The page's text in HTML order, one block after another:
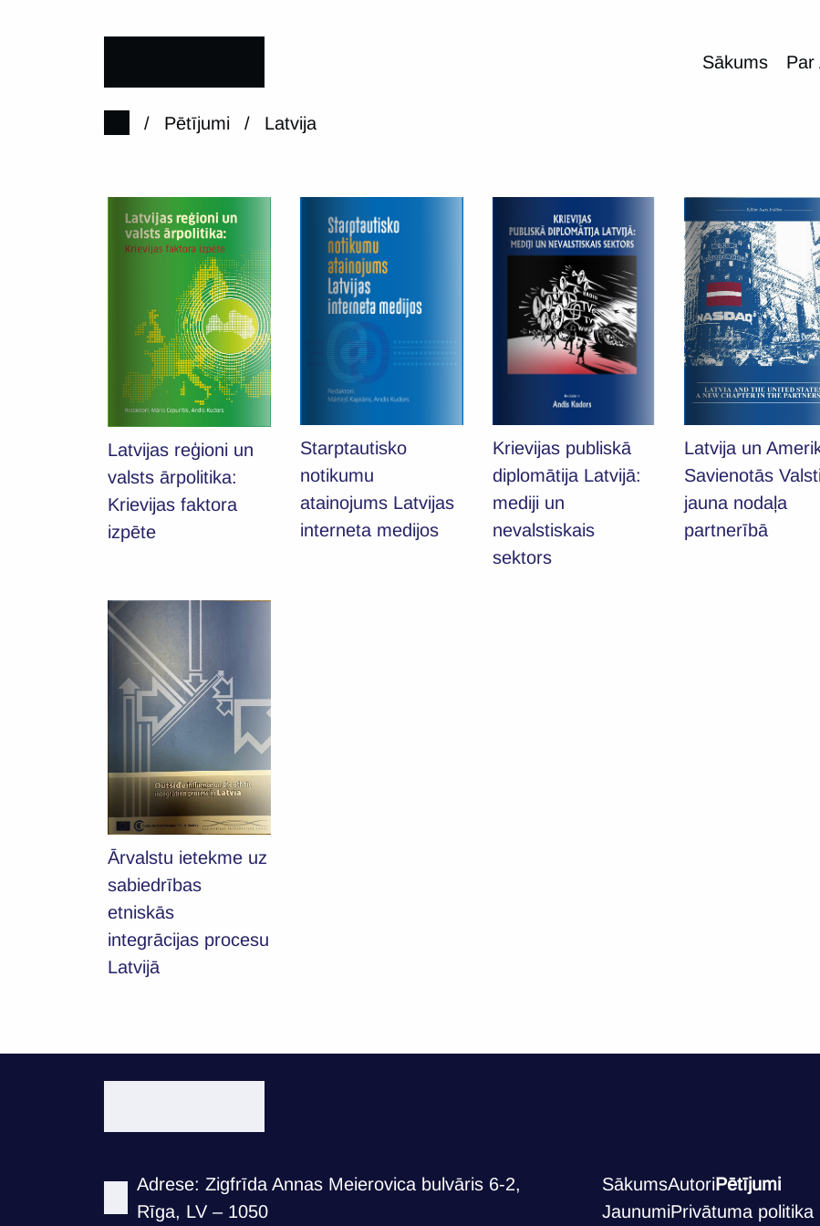
Sākums Par
/ Pētījumi / Latvija
Latvijas reģioni un
valsts ārpolitika:
Krievijas faktora
izpēte
Starptautisko
notikumu
atainojums Latvijas
interneta medijos
Krievijas publiskā
diplomātija Latvijā:
mediji un
nevalstiskais
sektors
Latvija un
Savienotās
jauna nodaļa
partnerībā
Ārvalstu ietekme uz
sabiedrības
etniskās
integrācijas procesu
Latvijā
Adrese: Zigfrīda Annas Meierovica bulvāris 6-2,
Rīga, LV – 1050
SākumsAutoriPētījumi
JaunumiPrivātuma politika